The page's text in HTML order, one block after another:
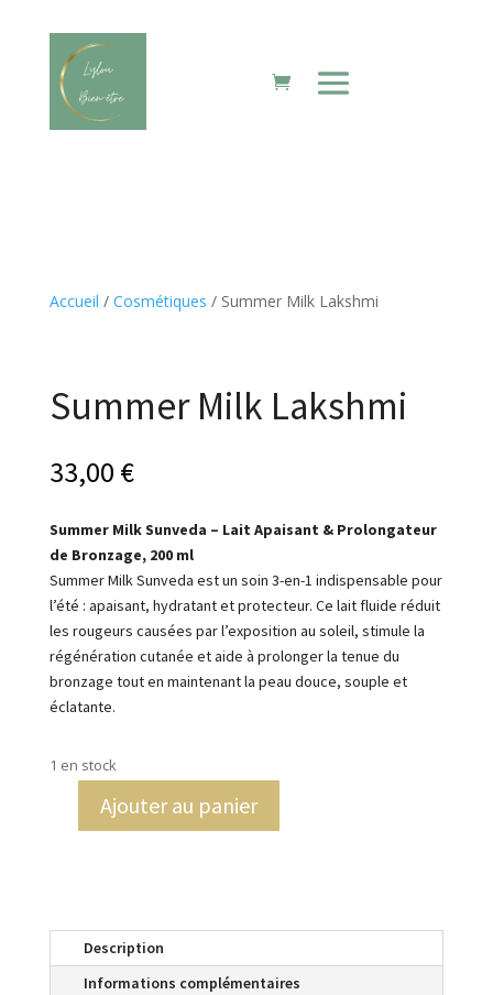
Accueil / Cosmétiques / Summer Milk Lakshmi
Summer Milk Lakshmi
33,00 €
Summer Milk Sunveda – Lait Apaisant & Prolongateur
de Bronzage, 200 ml
Summer Milk Sunveda est un soin 3-en-1 indispensable pour
l’été : apaisant, hydratant et protecteur. Ce lait fluide réduit
les rougeurs causées par l’exposition au soleil, stimule la
régénération cutanée et aide à prolonger la tenue du
bronzage tout en maintenant la peau douce, souple et
éclatante.
1 en stock
quantitéAjouter au panier
Description
Informations complémentaires